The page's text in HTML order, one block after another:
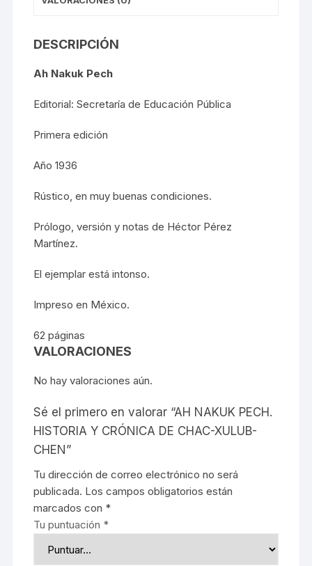
DESCRIPCIÓN
Ah Nakuk Pech
Editorial: Secretaría de Educación Pública
Primera edición
Año 1936
Rústico, en muy buenas condiciones.
Prólogo, versión y notas de Héctor Pérez
Martínez.
El ejemplar está intonso.
Impreso en México.
62 páginas
VALORACIONES
No hay valoraciones aún.
Sé el primero en valorar “AH NAKUK PECH.
HISTORIA Y CRÓNICA DE CHAC-XULUB-
CHEN”
Tu dirección de correo electrónico no será
publicada. Los campos obligatorios están
marcados con *
Tu puntuación *